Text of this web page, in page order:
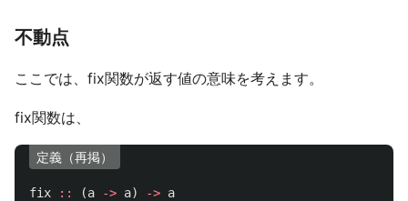
不動点
ここでは、fix関数が返す値の意味を考えます。
fix関数は、
定義（再掲）
fix :: (a -> a) -> a